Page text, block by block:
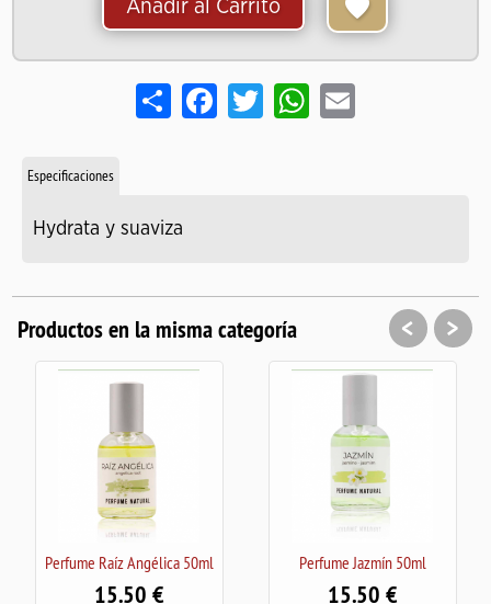
Añadir al Carrito
ShareFacebook
TwitterWhatsApp
Email
Especificaciones
Hydrata y suaviza
Productos en la misma categoría
Perfume Raíz Angélica 50ml
15.50
Perfume Jazmín 50ml
15.50
< >